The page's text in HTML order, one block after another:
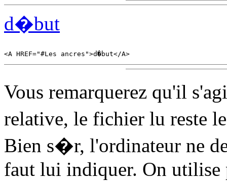
d�but
Vous remarquerez qu'il
relative, le fichier lu reste
Bien s�r, l'ordinateur ne
faut lui indiquer. On utilise